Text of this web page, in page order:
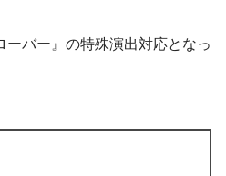
バー』の特殊演出対応となっ